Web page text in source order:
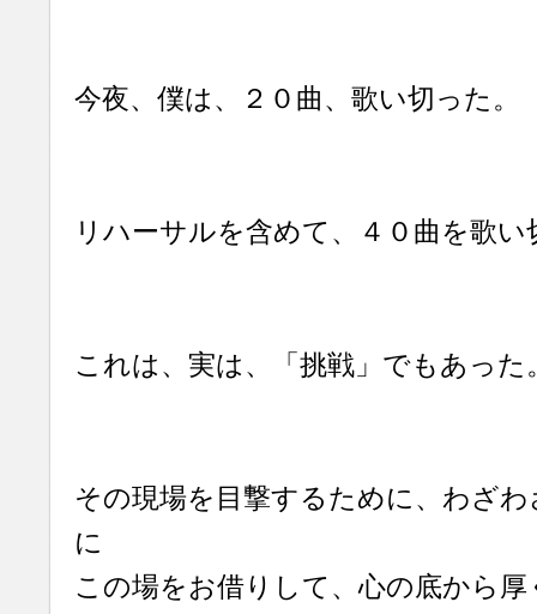
今夜、僕は、２０曲、歌い切った。
リハーサルを含めて、４０曲を歌い
これは、実は、「挑戦」でもあった
その現場を目撃するために、わざ
に
この場をお借りして、心の底から